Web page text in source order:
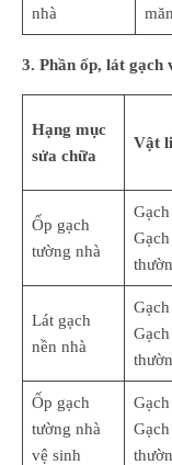
nhà
3. Phần ốp, lát gạch
Hạng mục
sửa chữa
Vật
Ốp gạch
tường nhà
Lát gạch
nền nhà
Ốp gạch
tường nhà
vệ sinh